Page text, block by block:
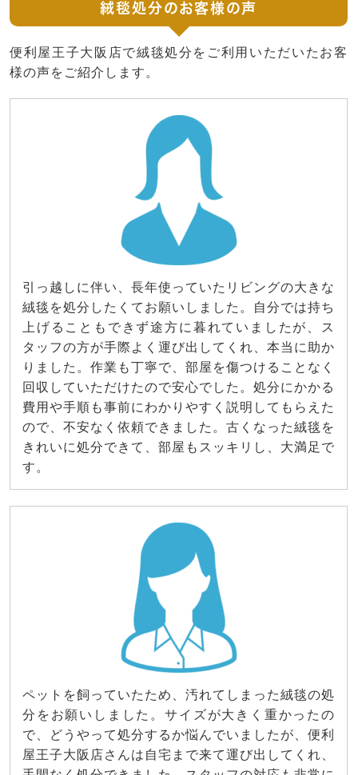
絨毯処分のお客様の声
便利屋王子大阪店で絨毯処分をご利用いただいたお客
様の声をご紹介します。
引っ越しに伴い、長年使っていたリビングの大きな
絨毯を処分したくてお願いしました。自分では持ち
上げることもできず途方に暮れていましたが、ス
タッフの方が手際よく運び出してくれ、本当に助か
りました。作業も丁寧で、部屋を傷つけることなく
回収していただけたので安心でした。処分にかかる
費用や手順も事前にわかりやすく説明してもらえた
ので、不安なく依頼できました。古くなった絨毯を
きれいに処分できて、部屋もスッキリし、大満足で
す。
ペットを飼っていたため、汚れてしまった絨毯の処
分をお願いしました。サイズが大きく重かったの
で、どうやって処分するか悩んでいましたが、便利
屋王子大阪店さんは自宅まで来て運び出してくれ、